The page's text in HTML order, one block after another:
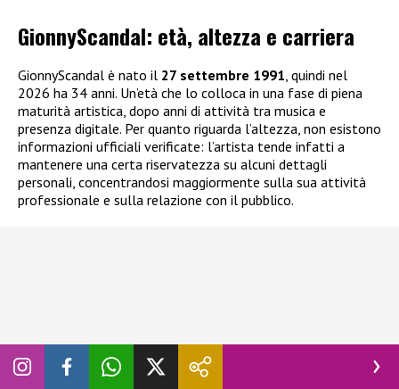
GionnyScandal: età, altezza e carriera
GionnyScandal è nato il 27 settembre 1991, quindi nel
2026 ha 34 anni. Un’età che lo colloca in una fase di piena
maturità artistica, dopo anni di attività tra musica e
presenza digitale. Per quanto riguarda l’altezza, non esistono
informazioni ufficiali verificate: l’artista tende infatti a
mantenere una certa riservatezza su alcuni dettagli
personali, concentrandosi maggiormente sulla sua attività
professionale e sulla relazione con il pubblico.